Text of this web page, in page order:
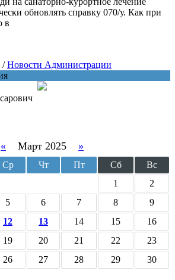
обновлять справку 070/у. Как при
в
/Новости Администрации
« Март 2025 »
Ср Чт Пт Сб
Вс
1
2
5 6 7 8
9
12 13 14 15
16
19 20 21 22
23
26 27 28 29
30